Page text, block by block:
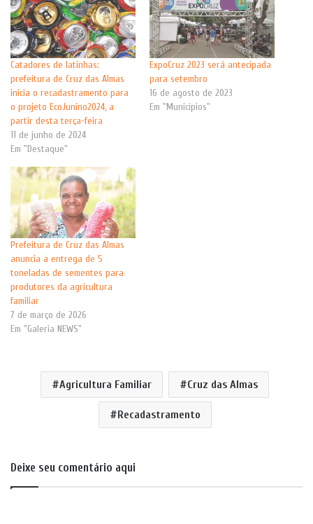
Catadores de latinhas:
prefeitura de Cruz das Almas
inicia o recadastramento para
o projeto EcoJunino2024, a
partir desta terça-feira
11 de junho de 2024
Em "Destaque"
ExpoCruz 2023 será antecipada
para setembro
16 de agosto de 2023
Em "Municípios"
Prefeitura de Cruz das Almas
anuncia a entrega de 5
toneladas de sementes para
produtores da agricultura
familiar
7 de março de 2026
Em "Galeria NEWS"
Agricultura Familiar Cruz das Almas
Recadastramento
Deixe seu comentário aqui